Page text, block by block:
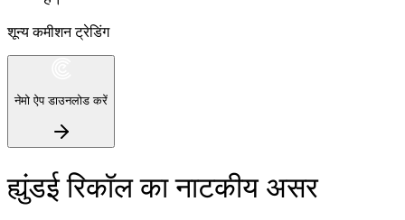
शून्य कमीशन ट्रेडिंग
नेमो ऐप डाउनलोड करें
ह्युंडई रिकॉल का नाटकीय असर